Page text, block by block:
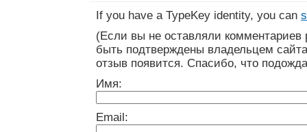
If you have a TypeKey identity, you can
(Если вы не оставляли
быть подтверждены владельцем
отзыв появится. Спасибо, что
Имя:
Email: